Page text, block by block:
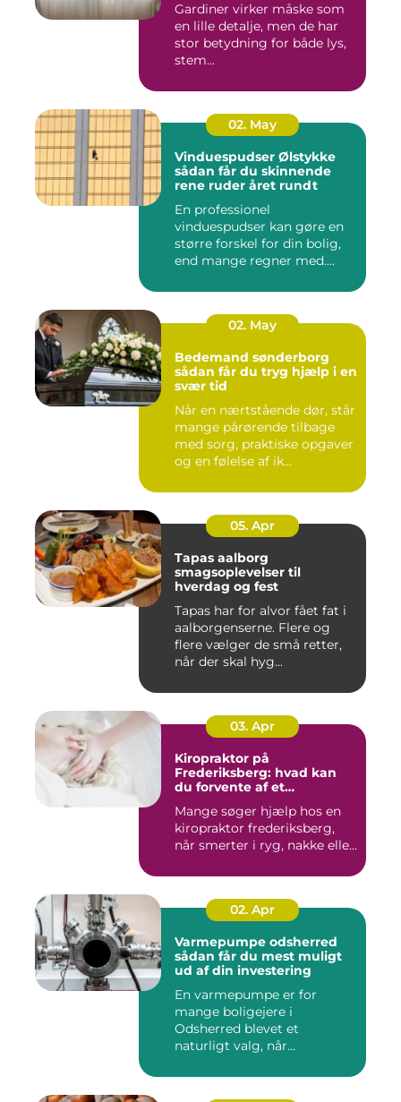
Gardiner virker måske som
en lille detalje, men de har
stor betydning for både lys,
stem...
02. May
Vinduespudser Ølstykke
sådan får du skinnende
rene ruder året rundt
En professionel
vinduespudser kan gøre en
større forskel for din bolig,
end mange regner med.
02. May
Bedemand sønderborg
sådan får du tryg hjælp i en
svær tid
Når en nærtstående dør, står
mange pårørende tilbage
med sorg, praktiske opgaver
og en følelse af ik...
05. Apr
Tapas aalborg
smagsoplevelser til
hverdag og fest
Tapas har for alvor fået fat i
aalborgenserne. Flere og
flere vælger de små retter,
når der skal hyg...
03. Apr
Kiropraktor på
Frederiksberg: hvad kan
du forvente af et
Mange søger hjælp hos en
kiropraktor frederiksberg,
når smerter i ryg, nakke elle...
02. Apr
Varmepumpe odsherred
sådan får du mest muligt
ud af din investering
En varmepumpe er for
mange boligejere i
Odsherred blevet et
naturligt valg, når